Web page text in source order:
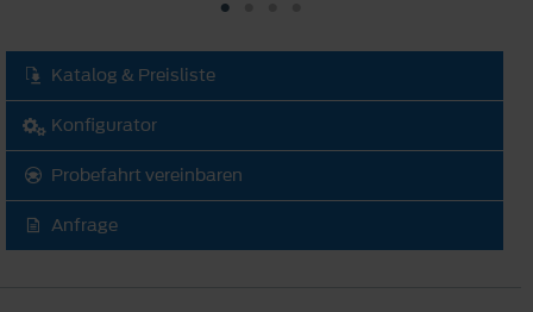
Katalog & Preisliste
Konfigurator
Probefahrt vereinbaren
Anfrage